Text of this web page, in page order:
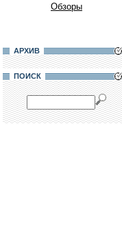
Обзоры
АРХИВ
ПОИСК